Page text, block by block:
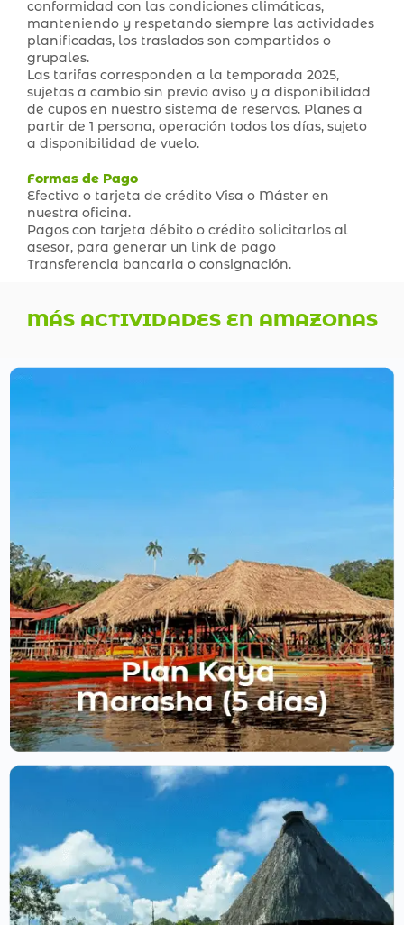
conformidad con las condiciones climáticas,
manteniendo y respetando siempre las actividades
planificadas, los traslados son compartidos o
grupales.
Las tarifas corresponden a la temporada 2025,
sujetas a cambio sin previo aviso y a disponibilidad
de cupos en nuestro sistema de reservas. Planes a
partir de 1 persona, operación todos los días, sujeto
a disponibilidad de vuelo.
Formas de Pago
Efectivo o tarjeta de crédito Visa o Máster en
nuestra oficina.
Pagos con tarjeta débito o crédito solicitarlos al
asesor, para generar un link de pago
Transferencia bancaria o consignación.
MÁS ACTIVIDADES EN AMAZONAS